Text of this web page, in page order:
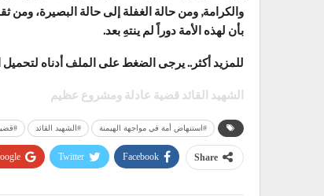
والكرامة, ومن حالة الغفلة إلى حالة البصيرة، ومن
بأن لهذه الأمة دوراً لم ينتهِ بعد.
للمزيد أكثر.. يرجى الضغط على الملف أدناه لتحميل
الشهيد القائد قضية عادلة ومشروع عظيم
#استنهاض أمة في مواجهة الهيمنة #الشهيد القائد
Share
Facebook
Twitter